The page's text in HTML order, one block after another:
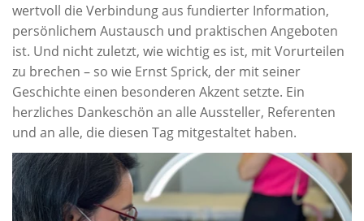
wertvoll die Verbindung aus fundierter Information,
persönlichem Austausch und praktischen Angeboten
ist. Und nicht zuletzt, wie wichtig es ist, mit Vorurteilen
zu brechen – so wie Ernst Sprick, der mit seiner
Geschichte einen besonderen Akzent setzte. Ein
herzliches Dankeschön an alle Aussteller, Referenten
und an alle, die diesen Tag mitgestaltet haben.